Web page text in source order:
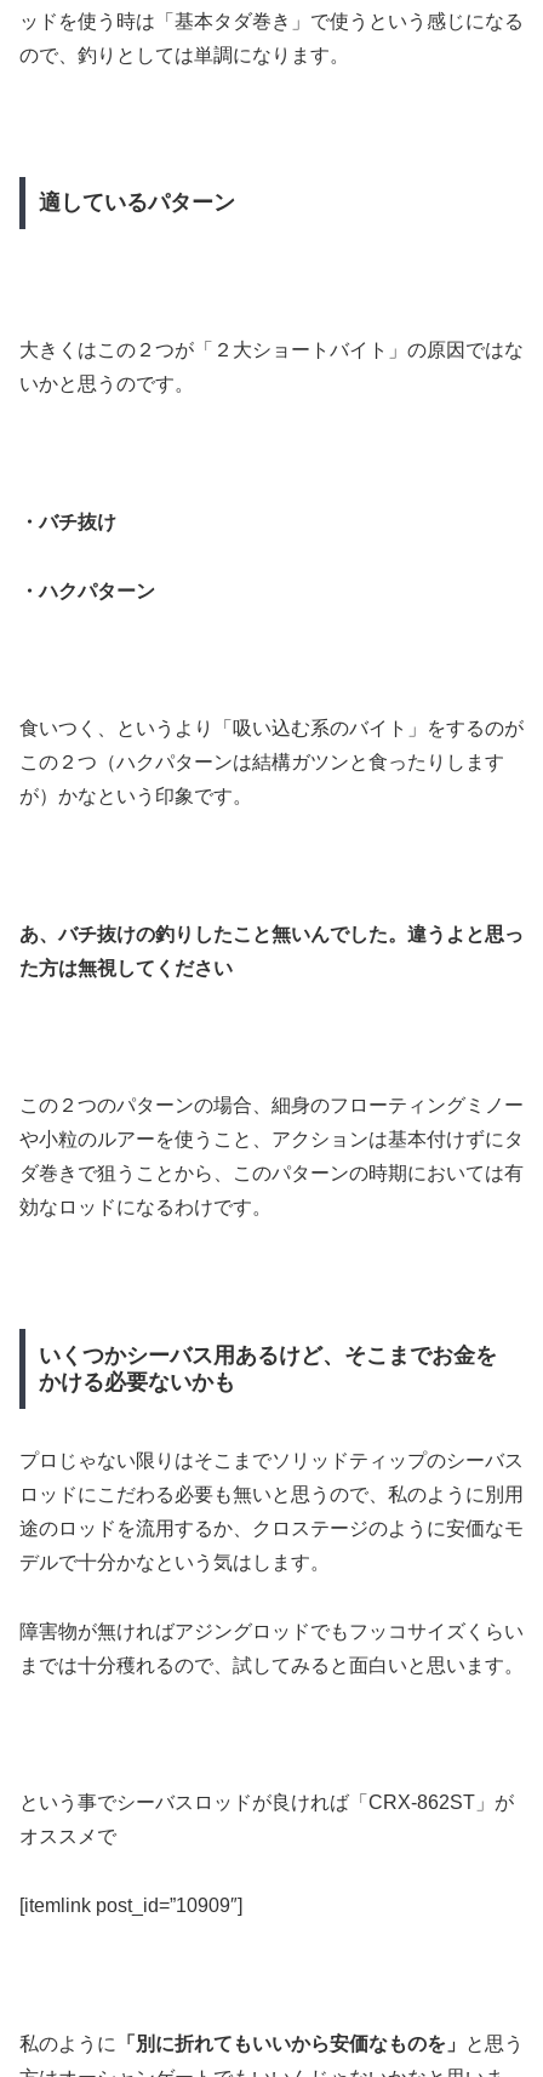
ッドを使う時は「基本タダ巻き」で使うという感じになる
ので、釣りとしては単調になります。
適しているパターン
大きくはこの２つが「２大ショートバイト」の原因ではな
いかと思うのです。
・バチ抜け
・ハクパターン
食いつく、というより「吸い込む系のバイト」をするのが
この２つ（ハクパターンは結構ガツンと食ったりします
が）かなという印象です。
あ、バチ抜けの釣りしたこと無いんでした。違うよと思っ
た方は無視してください
この２つのパターンの場合、細身のフローティングミノー
や小粒のルアーを使うこと、アクションは基本付けずにタ
ダ巻きで狙うことから、このパターンの時期においては有
効なロッドになるわけです。
いくつかシーバス用あるけど、そこまでお金を
かける必要ないかも
プロじゃない限りはそこまでソリッドティップのシーバス
ロッドにこだわる必要も無いと思うので、私のように別用
途のロッドを流用するか、クロステージのように安価なモ
デルで十分かなという気はします。
障害物が無ければアジングロッドでもフッコサイズくらい
までは十分穫れるので、試してみると面白いと思います。
という事でシーバスロッドが良ければ「CRX-862ST」が
オススメで
[itemlink post_id=”10909″]
私のように 「別に折れてもいいから安価なものを」
と思う